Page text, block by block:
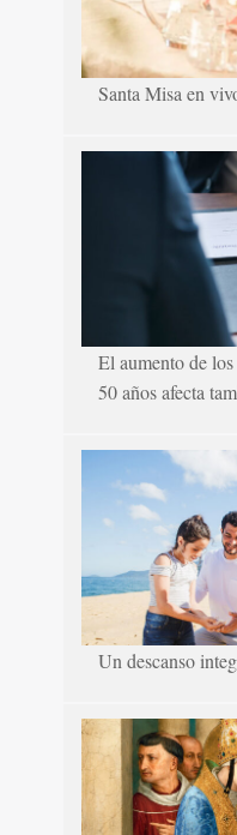
Santa Misa en
El aumento de
50 años afecta
Un descanso